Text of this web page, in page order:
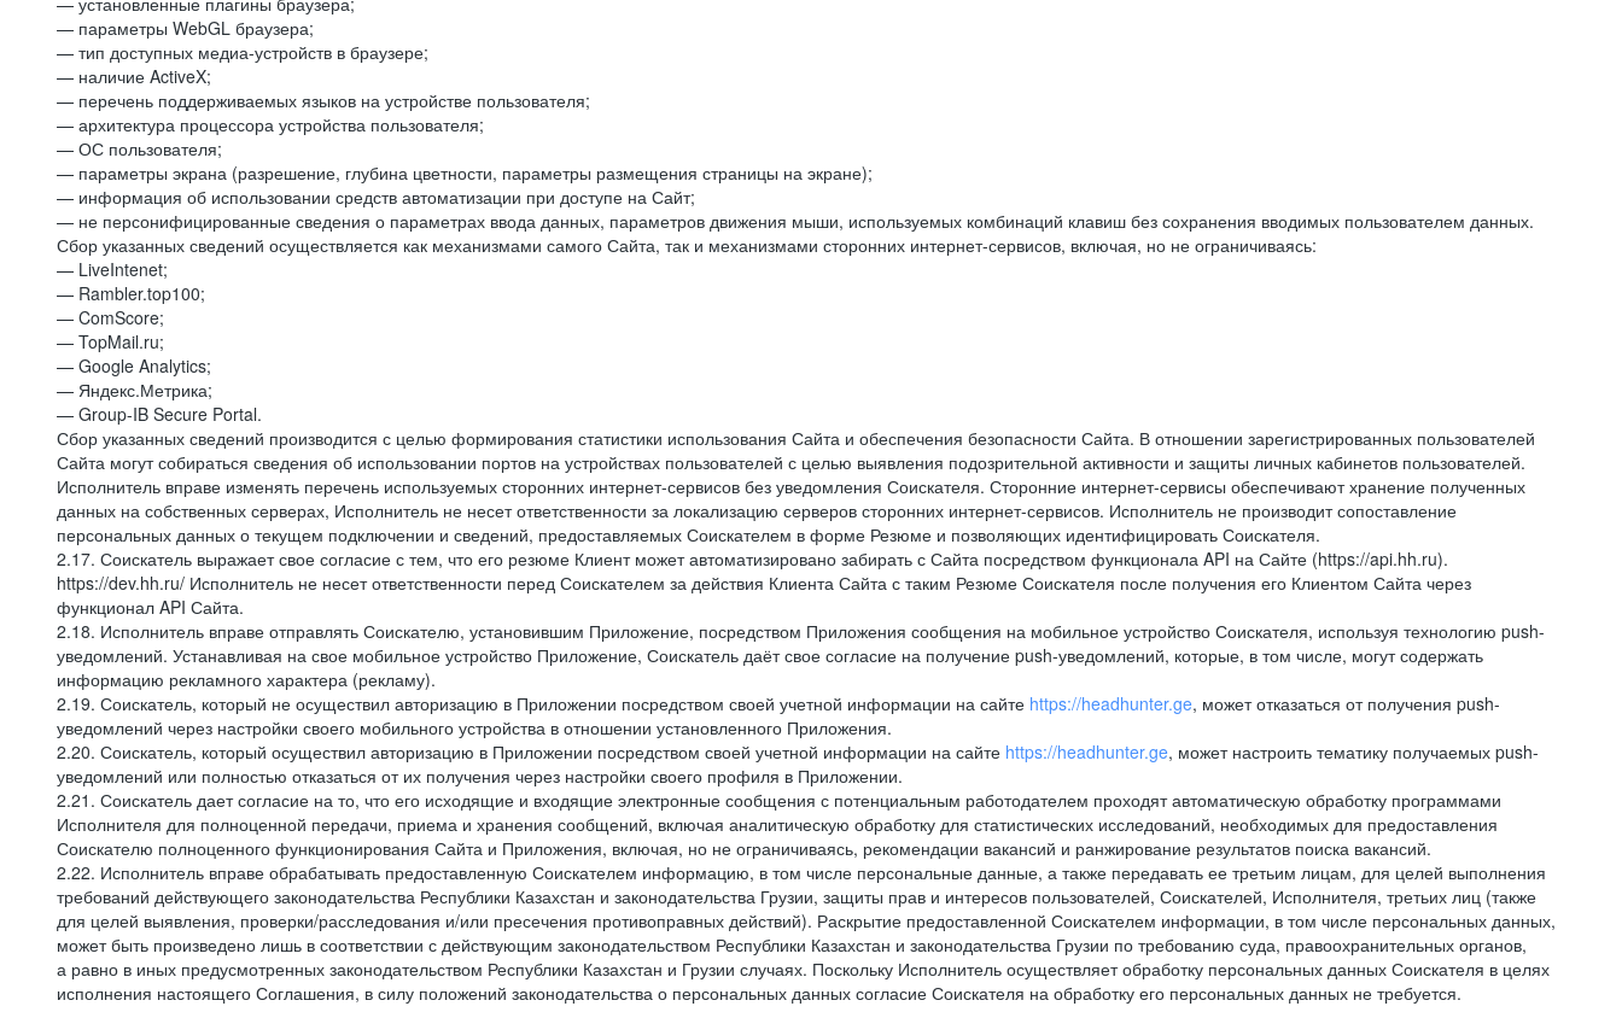
— параметры WebGL браузера;
— тип доступных медиа-устройств в браузере;
— наличие ActiveX;
— перечень поддерживаемых языков на устройстве пользователя;
— архитектура процессора устройства пользователя;
— ОС пользователя;
— параметры экрана (разрешение, глубина цветности, параметры размещения страницы на экране);
— информация об использовании средств автоматизации при доступе на Сайт;
— не персонифицированные сведения о параметрах ввода данных, параметров движения мыши, используемых комбинаций клавиш без сохранения вводимых пользователем данных.
Сбор указанных сведений осуществляется как механизмами самого Сайта, так и механизмами сторонних интернет-сервисов, включая, но не ограничиваясь:
— LiveIntenet;
— Rambler.top100;
— ComScore;
— TopMail.ru;
— Google Analytics;
— Яндекс.Метрика;
— Group-IB Secure Portal.
Сбор указанных сведений производится с целью формирования статистики использования Сайта и обеспечения безопасности Сайта. В отношении зарегистрированных пользователей
Сайта могут собираться сведения об использовании портов на устройствах пользователей с целью выявления подозрительной активности и защиты личных кабинетов пользователей.
Исполнитель вправе изменять перечень используемых сторонних интернет-сервисов без уведомления Соискателя. Сторонние интернет-сервисы обеспечивают хранение полученных
данных на собственных серверах, Исполнитель не несет ответственности за локализацию серверов сторонних интернет-сервисов. Исполнитель не производит сопоставление
персональных данных о текущем подключении и сведений, предоставляемых Соискателем в форме Резюме и позволяющих идентифицировать Соискателя.
2.17. Соискатель выражает свое согласие с тем, что его резюме Клиент может автоматизировано забирать с Сайта посредством функционала API на Сайте (https://api.hh.ru).
https://dev.hh.ru/ Исполнитель не несет ответственности перед Соискателем за действия Клиента Сайта с таким Резюме Соискателя после получения его Клиентом Сайта через
функционал API Сайта.
2.18. Исполнитель вправе отправлять Соискателю, установившим Приложение, посредством Приложения сообщения на мобильное устройство Соискателя, используя технологию push-
уведомлений. Устанавливая на свое мобильное устройство Приложение, Соискатель даёт свое согласие на получение push-уведомлений, которые, в том числе, могут содержать
информацию рекламного характера (рекламу).
2.19. Соискатель, который не осуществил авторизацию в Приложении посредством своей учетной информации на сайте https://headhunter.ge, может отказаться от получения push-
уведомлений через настройки своего мобильного устройства в отношении установленного Приложения.
2.20. Соискатель, который осуществил авторизацию в Приложении посредством своей учетной информации на сайте https://headhunter.ge, может настроить тематику получаемых push-
уведомлений или полностью отказаться от их получения через настройки своего профиля в Приложении.
2.21. Соискатель дает согласие на то, что его исходящие и входящие электронные сообщения с потенциальным работодателем проходят автоматическую обработку программами
Исполнителя для полноценной передачи, приема и хранения сообщений, включая аналитическую обработку для статистических исследований, необходимых для предоставления
Соискателю полноценного функционирования Сайта и Приложения, включая, но не ограничиваясь, рекомендации вакансий и ранжирование результатов поиска вакансий.
2.22. Исполнитель вправе обрабатывать предоставленную Соискателем информацию, в том числе персональные данные, а также передавать ее третьим лицам, для целей выполнения
требований действующего законодательства Республики Казахстан и законодательства Грузии, защиты прав и интересов пользователей, Соискателей, Исполнителя, третьих лиц (также
для целей выявления, проверки/расследования и/или пресечения противоправных действий). Раскрытие предоставленной Соискателем информации, в том числе персональных данных,
может быть произведено лишь в соответствии с действующим законодательством Республики Казахстан и законодательства Грузии по требованию суда, правоохранительных органов,
а равно в иных предусмотренных законодательством Республики Казахстан и Грузии случаях. Поскольку Исполнитель осуществляет обработку персональных данных Соискателя в целях
исполнения настоящего Соглашения, в силу положений законодательства о персональных данных согласие Соискателя на обработку его персональных данных не требуется.